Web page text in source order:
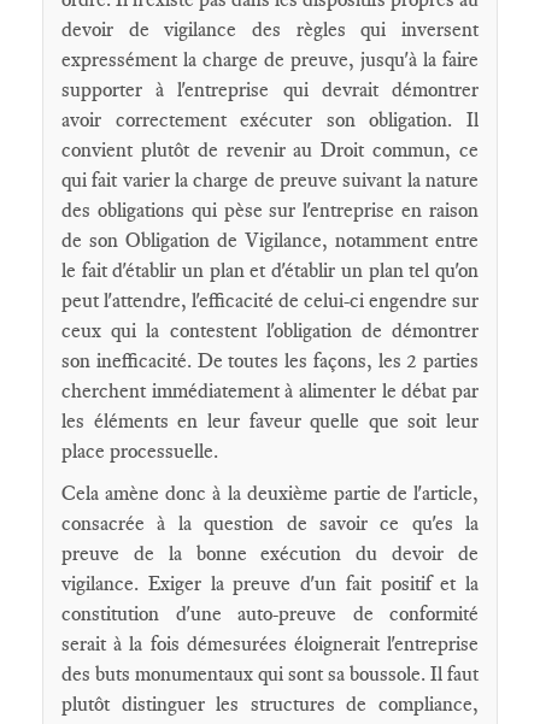
devoir de vigilance des règles qui inversent
expressément la charge de preuve, jusqu'à la faire
supporter à l'entreprise qui devrait démontrer
avoir correctement exécuter son obligation. Il
convient plutôt de revenir au Droit commun, ce
qui fait varier la charge de preuve suivant la nature
des obligations qui pèse sur l'entreprise en raison
de son Obligation de Vigilance, notamment entre
le fait d'établir un plan et d'établir un plan tel qu'on
peut l'attendre, l'efficacité de celui-ci engendre sur
ceux qui la contestent l'obligation de démontrer
son inefficacité. De toutes les façons, les 2 parties
cherchent immédiatement à alimenter le débat par
les éléments en leur faveur quelle que soit leur
place processuelle.
Cela amène donc à la deuxième partie de l'article,
consacrée à la question de savoir ce qu'es la
preuve de la bonne exécution du devoir de
vigilance. Exiger la preuve d'un fait positif et la
constitution d'une auto-preuve de conformité
serait à la fois démesurées éloignerait l'entreprise
des buts monumentaux qui sont sa boussole. Il faut
plutôt distinguer les structures de compliance,